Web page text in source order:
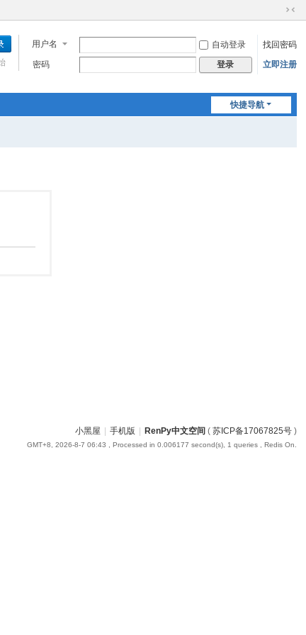
切
到
窄
用户名 自动登录
找回密码
密码
登录 立即注册
快捷导航
小黑屋 手机版 RenPy中文空间 ( 苏ICP备17067825号)
GMT+8, 2026-8-7 06:43 , Processed in 0.006177 second(s), 1 queries , Redis On.